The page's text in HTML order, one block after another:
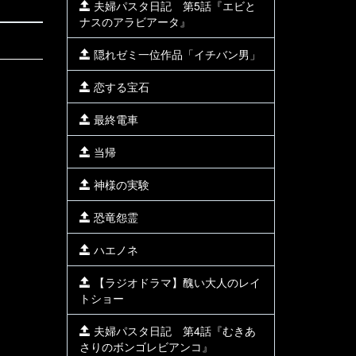
夫婦パスタ日記 第5話『エビと
ナスのアラビアータ』
隠れゼミ一位作品「イチバン男」
恋する宝石
最終電車
当帰
神様の実験
恐竜怨霊
ハエノネ
【ラジオドラマ】醜い大人のレイ
トショー
夫婦パスタ日記 第4話『むきあ
さりのボンゴレビアンコ』